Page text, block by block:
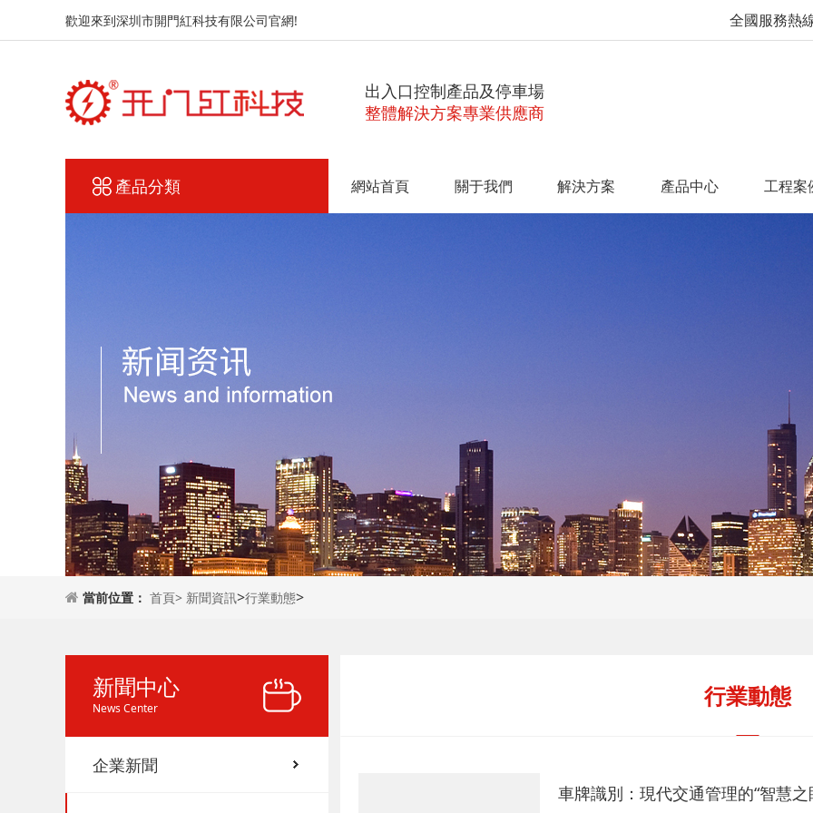
歡迎來到深圳市開門紅科技有限公司官網! 全國服務熱
出入口控制產品及停車場
整體解決方案專業供應商
產品分類 網站首頁 關于我們 解決方案 產品中心 工程案
當前位置： 首頁> 新聞資訊>行業動態>
新聞中心
News Center
企業新聞
行業動態
車牌識別：現代交通管理的“智慧之